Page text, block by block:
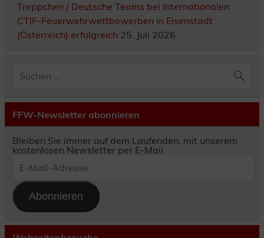
Treppchen / Deutsche Teams bei Internationalen
CTIF-Feuerwehrwettbewerben in Eisenstadt
(Österreich) erfolgreich 25. Juli 2026
FFW-Newsletter abonnieren
Bleiben Sie immer auf dem Laufenden, mit unserem
kostenlosen Newsletter per E-Mail.
Mail-
Abonnieren